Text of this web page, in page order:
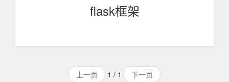
flask框架
基于Werkzeug WSGI工具箱和Jinja2 模板引擎。 Flask使用
BSD授权。 Flask也被称为“microframework”，因为它使用
上一页 1 / 1 下一页